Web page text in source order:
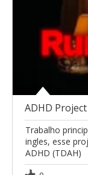
ADHD Project
Trabalho
ingles, esse
ADHD (TDAH)